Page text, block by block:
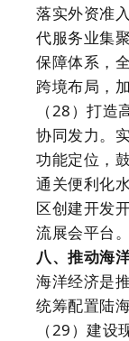
落实外资准
代服务业集
保障体系，
跨境布局，
（28）打
协同发力。
功能定位，
通关便利化
区创建开发
流展会平台。
八、推动海
海洋经济是
统筹配置陆
（29）建